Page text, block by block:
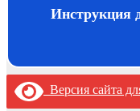
Инструкция
Версия сайта